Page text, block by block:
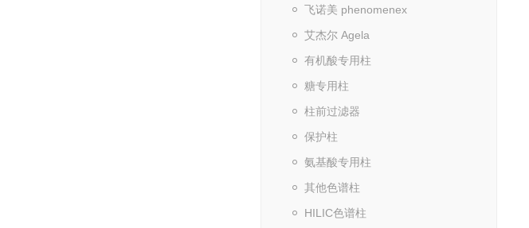
飞诺美 phenomenex
艾杰尔 Agela
有机酸专用柱
糖专用柱
柱前过滤器
保护柱
氨基酸专用柱
其他色谱柱
HILIC色谱柱